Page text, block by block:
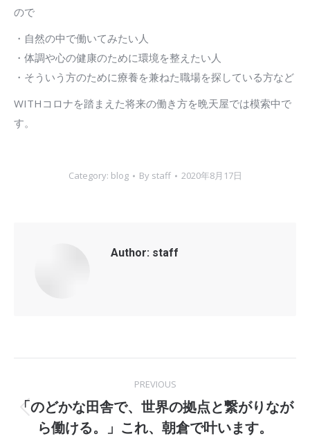
ので
・自然の中で働いてみたい人
・体調や心の健康のために環境を整えたい人
・そういう方のために療養を兼ねた職場を探している方など
WITHコロナを踏まえた将来の働き方を晩天屋では模索中で
す。
Category: blog By staff 2020年8月17日
Author: staff
navigation
PREVIOUS
Previous
post:
「のどかな田舎で、世界の拠点と繋がりなが
ら働ける。」これ、朝倉で叶います。